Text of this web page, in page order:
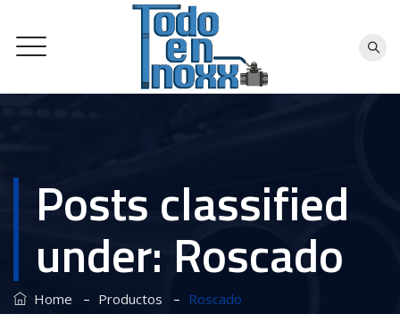
Posts classified
under: Roscado
Home – Productos – Roscado